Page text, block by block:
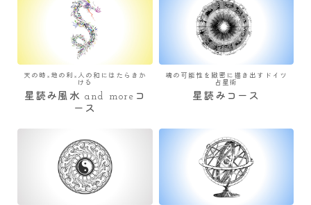
天の時×地の利×人の和にはたらきか
ける
星読み風水 and moreコ
ース
魂の可能性を緻密に描き出すドイツ
占星術
星読みコース